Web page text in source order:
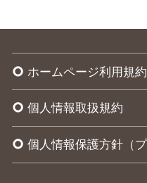
trip_origin ホームページ利用規約
trip_origin 個人情報取扱規約
trip_origin 個人情報保護方針（